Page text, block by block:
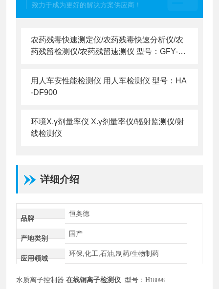
致力于成为更好的解决方案供应商！
农药残毒快速测定仪/农药残毒快速分析仪/农
药残留检测仪/农药残留速测仪 型号：GFY-N
用人车安性能检测仪 用人车检测仪 型号：HA
-DF900
环境X.γ剂量率仪 X.γ剂量率仪/辐射监测仪/射
线检测仪
详细介绍
品牌
恒奥德
产地类别
国产
应用领域
环保,化工,石油,制药/生物制药
水质离子控制器 在线铜离子检测仪 型号：H18098